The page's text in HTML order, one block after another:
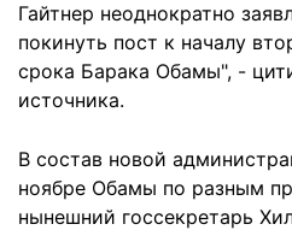
Гайтнер неоднократно
покинуть пост к началу
срока Барака Обамы", -
источника.
В состав новой
ноябре Обамы по разным
нынешний госсекретарь